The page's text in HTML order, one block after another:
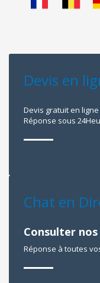
Devis en
Devis gratuit en ligne
Réponse sous
Chat en
Consulter
Réponse à toutes